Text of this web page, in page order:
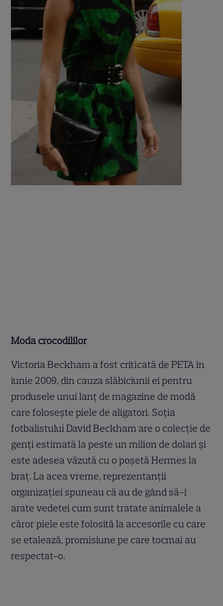
Moda crocodililor
Victoria Beckham a fost criticată de PETA în
iunie 2009, din cauza slăbiciunii ei pentru
produsele unui lanţ de magazine de modă
care foloseşte piele de aligatori. Soţia
fotbalistului David Beckham are o colecţie de
genţi estimată la peste un milion de dolari şi
este adesea văzută cu o poşetă Hermes la
braţ. La acea vreme, reprezentanţii
organizaţiei spuneau că au de gând să-i
arate vedetei cum sunt tratate animalele a
căror piele este folosită la accesorile cu care
se etalează, promisiune pe care tocmai au
respectat-o.